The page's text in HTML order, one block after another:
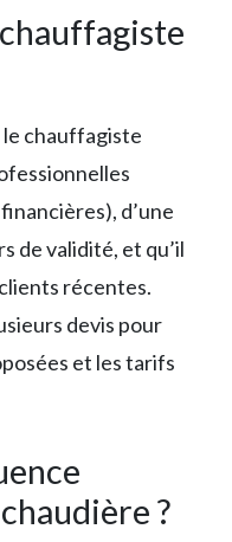
chauffagiste
d’une
de validité, et qu’il
récentes.
devis pour
et les tarifs
?